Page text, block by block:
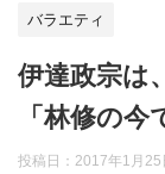
バラエティ
伊達政宗は
「林修の今
投稿日：2017年1月25